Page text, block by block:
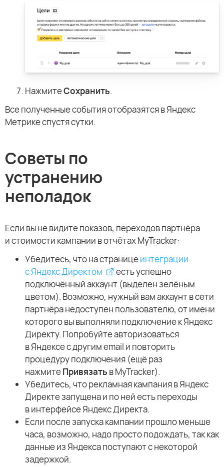
НажмитеСохранить.
Все полученные события отобразятся в Яндекс
Метрике спустя сутки.
Советы по
устранению
неполадок
Если вы не видите показов, переходов партнёра
и стоимости кампании в отчётах MyTracker:
Убедитесь, что на страницеинтеграции
с Яндекс Директом
есть успешно
подключённый аккаунт (выделен зелёным
цветом). Возможно, нужный вам аккаунт в сети
партнёра недоступен пользователю, от имени
которого вы выполняли подключение к Яндекс
Директу. Попробуйте авторизоваться
в Яндексе с другим email и повторить
процедуру подключения (ещё раз
нажмитеПривязать в MyTracker).
Убедитесь, что рекламная кампания в Яндекс
Директе запущена и по ней есть переходы
в интерфейсе Яндекс Директа.
Если после запуска кампании прошло меньше
часа, возможно, надо просто подождать, так как
данные из Яндекса поступают с некоторой
задержкой.